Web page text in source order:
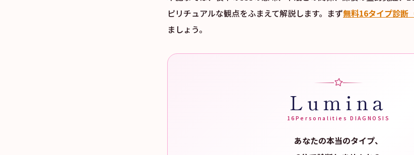
ピリチュアルな観点をふまえて解説します。まず無料16タイプ診断
ましょう。
Lumina
16Personalities DIAGNOSIS
あなたの本当のタイプ、